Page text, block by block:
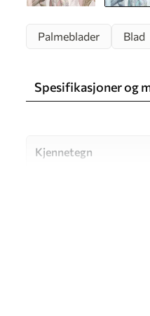
Palmeblader Blad
Spesifikasjoner og
Kjennetegn